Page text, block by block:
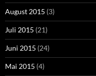
August 2015 (3)
Juli 2015 (21)
Juni 2015 (24)
Mai 2015 (4)